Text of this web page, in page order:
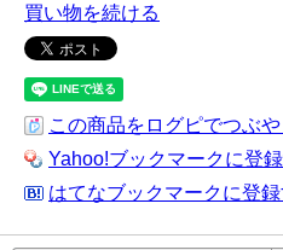
買い物を続ける
この商品をログピでつぶや
Yahoo!ブックマークに登
はてなブックマークに登録